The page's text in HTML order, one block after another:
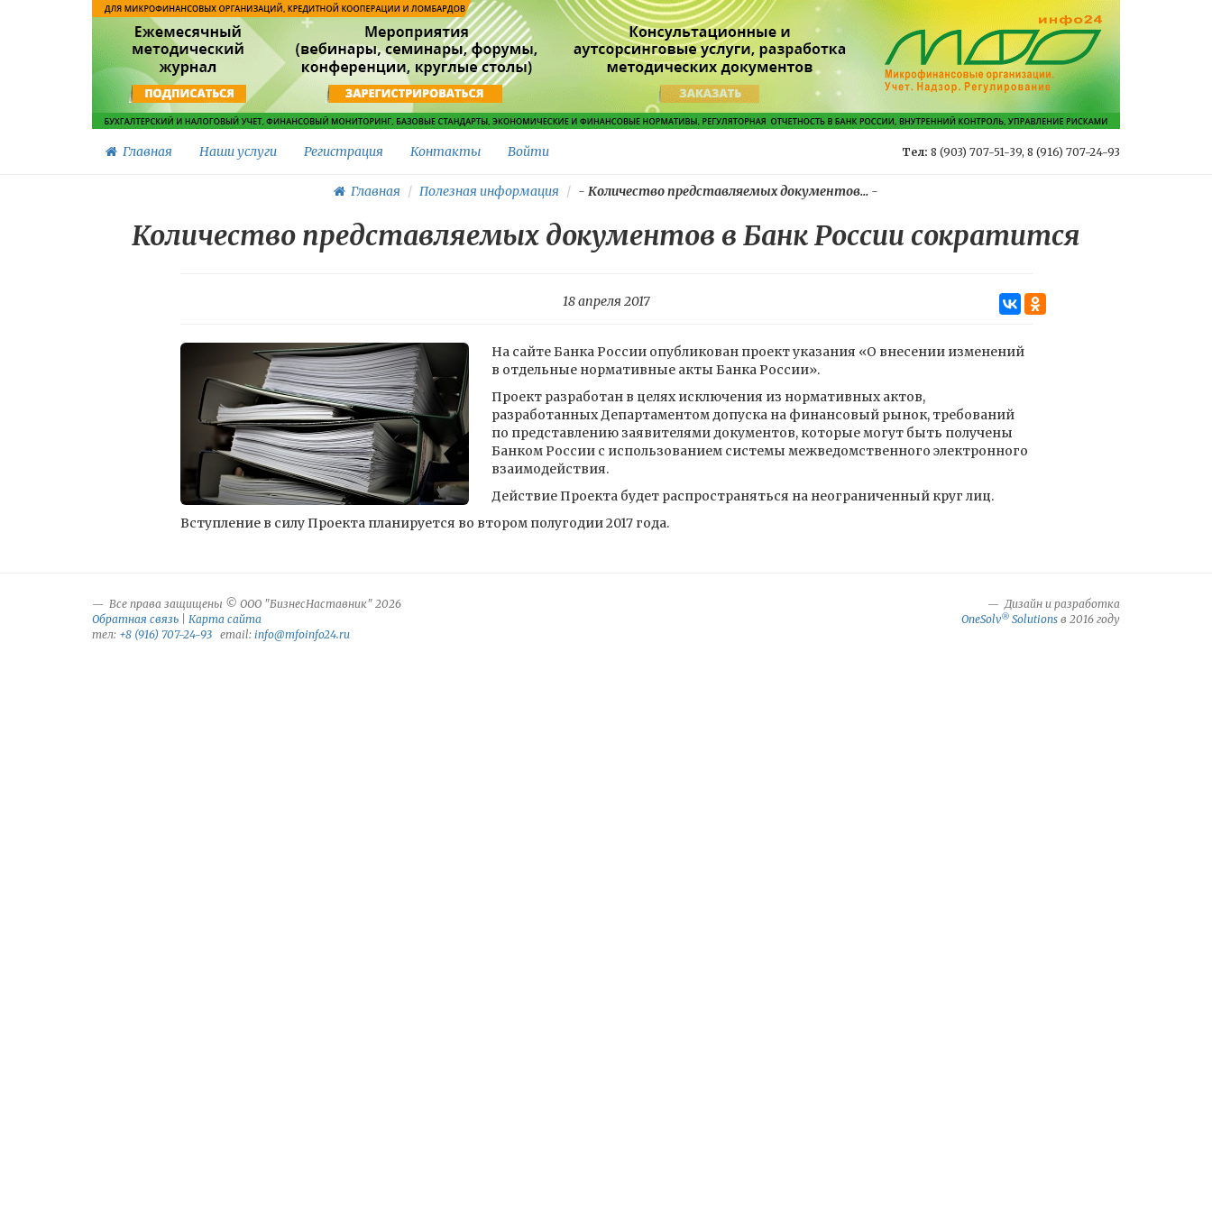
Главная Наши услуги Регистрация Контакты Войти Тел: 8 (903) 707-51-39, 8 (916) 707-24-93
Главная Полезная информация - Количество представляемых документов... -
Количество представляемых документов в Банк России сократится
18 апреля 2017
На сайте Банка России опубликован проект указания «О внесении изменений
в отдельные нормативные акты Банка России».
Проект разработан в целях исключения из нормативных актов,
разработанных Департаментом допуска на финансовый рынок, требований
по представлению заявителями документов, которые могут быть получены
Банком России с использованием системы межведомственного электронного
взаимодействия.
Действие Проекта будет распространяться на неограниченный круг лиц.
Вступление в силу Проекта планируется во втором полугодии 2017 года.
Все права защищены © ООО "БизнесНаставник" 2026
Обратная связь
Карта сайта
тел: +8 (916) 707-24-93 email: info@mfoinfo24.ru
Дизайн и разработка
OneSolv® Solutions в 2016 году